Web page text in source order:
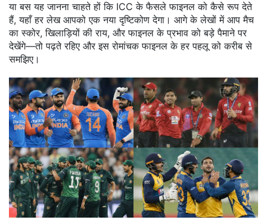
या बस यह जानना चाहते हों कि ICC के फैसले फाइनल को कैसे रूप देते
हैं, यहाँ हर लेख आपको एक नया दृष्टिकोण देगा। आगे के लेखों में आप मैच
का स्कोर, खिलाड़ियों की राय, और फाइनल के प्रभाव को बड़े पैमाने पर
देखेंगे—तो पढ़ते रहिए और इस रोमांचक फाइनल के हर पहलू को करीब से
समझिए।